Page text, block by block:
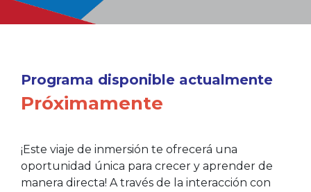
Programa disponible actualmente
Próximamente
¡Este viaje de inmersión te ofrecerá una
oportunidad única para crecer y aprender de
manera directa! A través de la interacción con